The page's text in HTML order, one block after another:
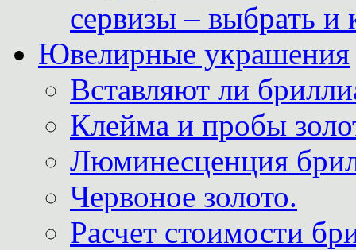
сервизы – выбрать и
Ювелирные украшения
Вставляют ли
Клейма и пробы
Люминесценция
Червоное золото.
Расчет стоимости